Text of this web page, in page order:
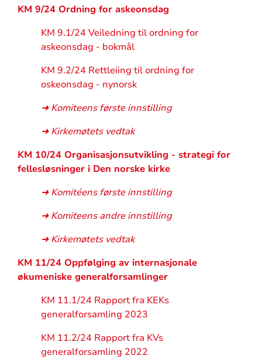
KM 9/24 Ordning for askeonsdag
KM 9.1/24 Veiledning til ordning for
askeonsdag - bokmål
KM 9.2/24 Rettleiing til ordning for
oskeonsdag - nynorsk
➜ Komiteens første innstilling
➜ Kirkemøtets vedtak
KM 10/24 Organisasjonsutvikling - strategi for
fellesløsninger i Den norske kirke
➜ Komitéens første innstilling
➜ Komiteens andre innstilling
➜ Kirkemøtets vedtak
KM 11/24 Oppfølging av internasjonale
økumeniske generalforsamlinger
KM 11.1/24 Rapport fra KEKs
generalforsamling 2023
KM 11.2/24 Rapport fra KVs
generalforsamling 2022